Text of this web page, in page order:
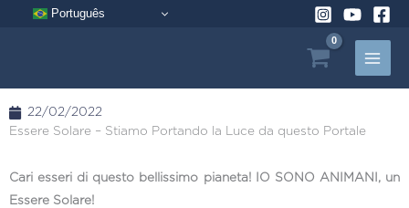
Português
22/02/2022
Essere Solare – Stiamo Portando la Luce da questo Portale
Cari esseri di questo bellissimo pianeta! IO SONO ANIMANI, un
Essere Solare!